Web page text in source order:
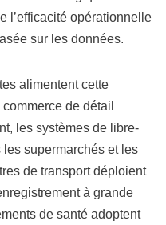
l’efficacité opérationnelle
sur les données.
alimentent cette
de détail
les systèmes de libre-
supermarchés et les
de transport déploient
à grande
de santé adoptent